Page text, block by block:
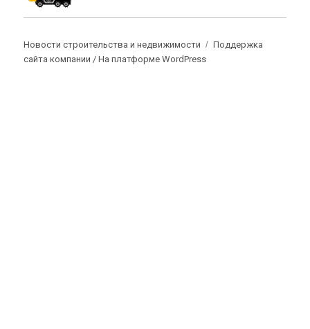
Новости строительства и недвижимости
Поддержка
сайта компании /На платформе WordPress